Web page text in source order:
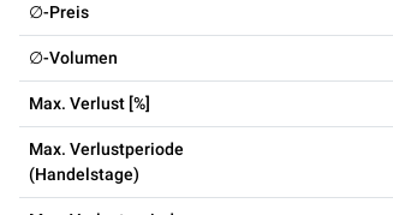
∅-Preis
∅-Volumen
Max. Verlust [%]
Max. Verlustperiode
(Handelstage)